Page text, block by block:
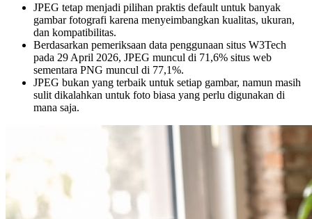
JPEG tetap menjadi pilihan praktis default untuk banyak
gambar fotografi karena menyeimbangkan kualitas, ukuran,
dan kompatibilitas.
Berdasarkan pemeriksaan data penggunaan situs W3Tech
pada 29 April 2026, JPEG muncul di 71,6% situs web
sementara PNG muncul di 77,1%.
JPEG bukan yang terbaik untuk setiap gambar, namun masih
sulit dikalahkan untuk foto biasa yang perlu digunakan di
mana saja.